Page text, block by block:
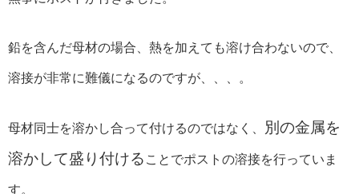
鉛を含んだ母材の場合、熱を加えても溶け合わないので、
溶接が非常に難儀になるのですが、、、。
母材同士を溶かし合って付けるのではなく、
別の金属を
溶かして盛り付ける ことでポストの溶接を行っていま
す。